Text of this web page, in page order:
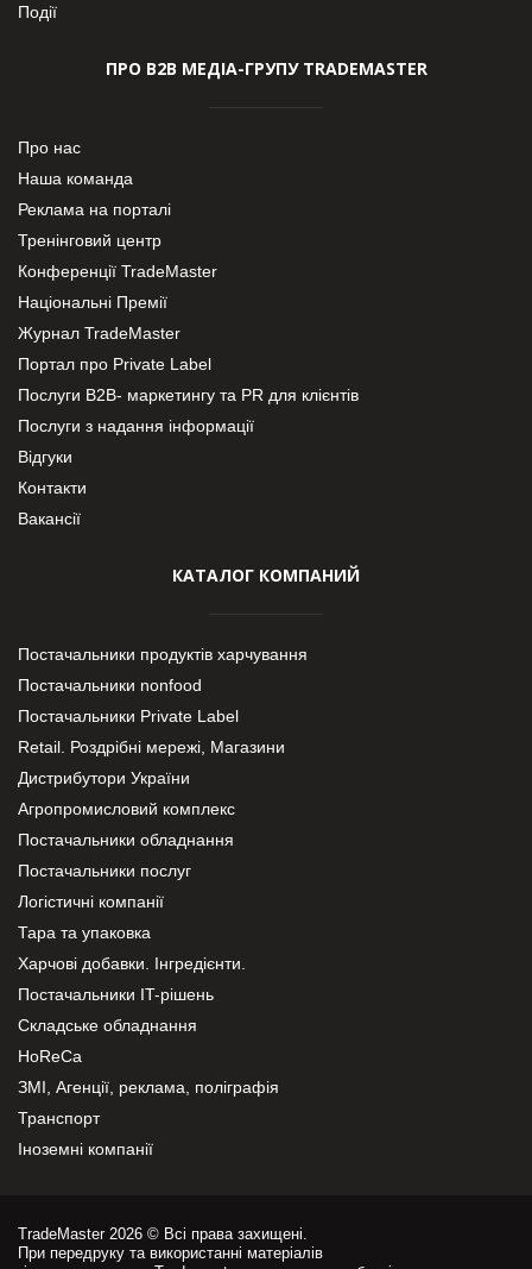
Події
ПРО В2В МЕДІА-ГРУПУ TRADEMASTER
Про нас
Наша команда
Реклама на порталі
Тренінговий центр
Конференції TradeMaster
Національні Премії
Журнал TradeMaster
Портал про Private Label
Послуги В2В- маркетингу та PR для клієнтів
Послуги з надання інформації
Відгуки
Контакти
Вакансії
КАТАЛОГ КОМПАНИЙ
Постачальники продуктів харчування
Постачальники nonfood
Постачальники Private Label
Retail. Роздрібні мережі, Магазини
Дистрибутори України
Агропромисловий комплекс
Постачальники обладнання
Постачальники послуг
Логістичні компанії
Тара та упаковка
Харчові добавки. Інгредієнти.
Постачальники IT-рішень
Складське обладнання
HoReCa
ЗМІ, Агенції, реклама, поліграфія
Транспорт
Іноземні компанії
TradeMaster 2026 © Всі права захищені.
При передруку та використанні матеріалів